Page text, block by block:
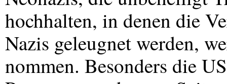
hochhalten, in denen die
Nazis geleugnet werden,
nommen. Besonders die